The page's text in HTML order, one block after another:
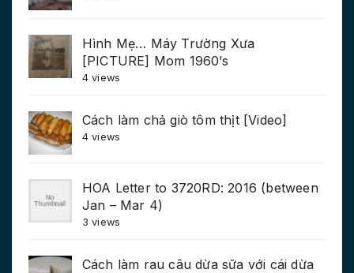
Hình Mẹ… Máy Trường Xưa
[PICTURE] Mom 1960’s
4 views
Cách làm chả giò tôm thịt [Video]
4 views
HOA Letter to 3720RD: 2016 (between
Jan – Mar 4)
3 views
Cách làm rau câu dừa sữa với cái dừa